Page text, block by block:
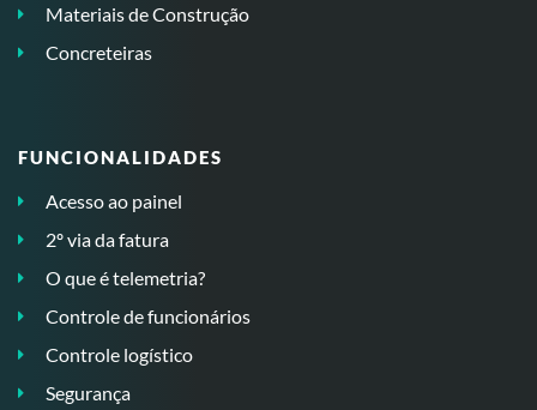
Materiais de Construção
Concreteiras
FUNCIONALIDADES
Acesso ao painel
2º via da fatura
O que é telemetria?
Controle de funcionários
Controle logístico
Segurança